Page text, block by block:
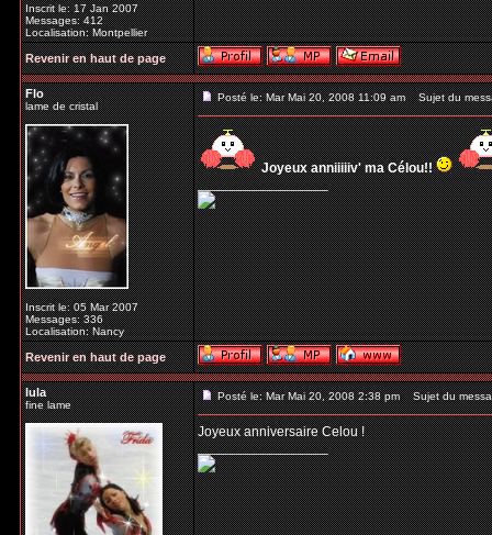
Inscrit le: 17 Jan 2007
Messages: 412
Localisation: Montpellier
Revenir en haut de page
Flo
lame de cristal
Inscrit le: 05 Mar 2007
Messages: 336
Localisation: Nancy
Posté le: Mar Mai 20, 2008 11:09 am Sujet du
Joyeux anniiiiiv' ma Célou!!
_________________
Revenir en haut de page
lula
fine lame
Posté le: Mar Mai 20, 2008 2:38 pm Sujet du
Joyeux anniversaire Celou !
_________________